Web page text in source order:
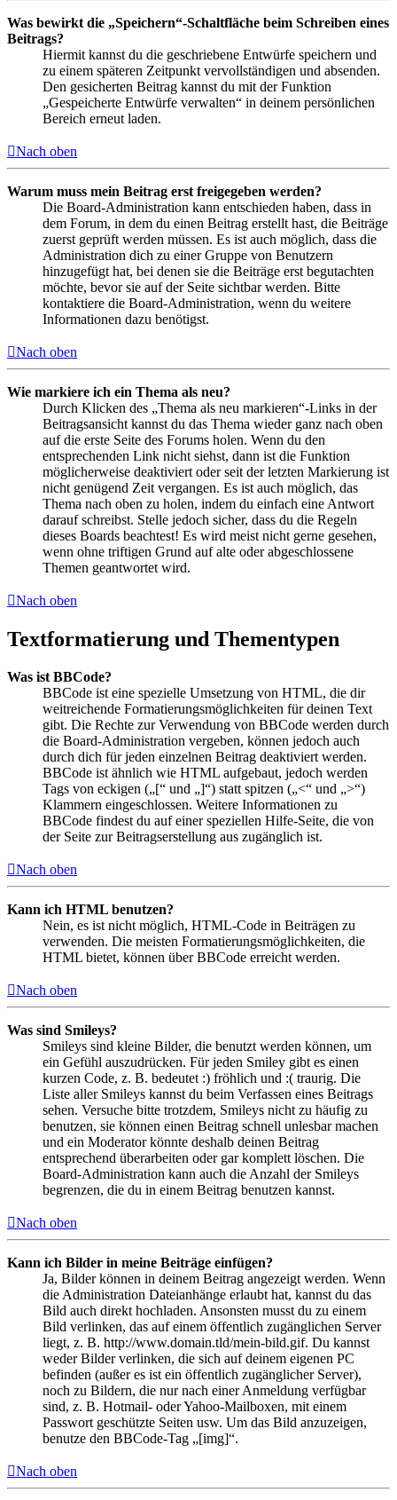
Was bewirkt die „Speichern“-Schaltfläche beim Schreiben eines
Beitrags?
Hiermit kannst du die geschriebene Entwürfe speichern und
zu einem späteren Zeitpunkt vervollständigen und absenden.
Den gesicherten Beitrag kannst du mit der Funktion
„Gespeicherte Entwürfe verwalten“ in deinem persönlichen
Bereich erneut laden.
Nach oben
Warum muss mein Beitrag erst freigegeben werden?
Die Board-Administration kann entschieden haben, dass in
dem Forum, in dem du einen Beitrag erstellt hast, die Beiträge
zuerst geprüft werden müssen. Es ist auch möglich, dass die
Administration dich zu einer Gruppe von Benutzern
hinzugefügt hat, bei denen sie die Beiträge erst begutachten
möchte, bevor sie auf der Seite sichtbar werden. Bitte
kontaktiere die Board-Administration, wenn du weitere
Informationen dazu benötigst.
Nach oben
Wie markiere ich ein Thema als neu?
Durch Klicken des „Thema als neu markieren“-Links in der
Beitragsansicht kannst du das Thema wieder ganz nach oben
auf die erste Seite des Forums holen. Wenn du den
entsprechenden Link nicht siehst, dann ist die Funktion
möglicherweise deaktiviert oder seit der letzten Markierung ist
nicht genügend Zeit vergangen. Es ist auch möglich, das
Thema nach oben zu holen, indem du einfach eine Antwort
darauf schreibst. Stelle jedoch sicher, dass du die Regeln
dieses Boards beachtest! Es wird meist nicht gerne gesehen,
wenn ohne triftigen Grund auf alte oder abgeschlossene
Themen geantwortet wird.
Nach oben
Textformatierung und Thementypen
Was ist BBCode?
BBCode ist eine spezielle Umsetzung von HTML, die dir
weitreichende Formatierungsmöglichkeiten für deinen Text
gibt. Die Rechte zur Verwendung von BBCode werden durch
die Board-Administration vergeben, können jedoch auch
durch dich für jeden einzelnen Beitrag deaktiviert werden.
BBCode ist ähnlich wie HTML aufgebaut, jedoch werden
Tags von eckigen („[“ und „]“) statt spitzen („<“ und „>“)
Klammern eingeschlossen. Weitere Informationen zu
BBCode findest du auf einer speziellen Hilfe-Seite, die von
der Seite zur Beitragserstellung aus zugänglich ist.
Nach oben
Kann ich HTML benutzen?
Nein, es ist nicht möglich, HTML-Code in Beiträgen zu
verwenden. Die meisten Formatierungsmöglichkeiten, die
HTML bietet, können über BBCode erreicht werden.
Nach oben
Was sind Smileys?
Smileys sind kleine Bilder, die benutzt werden können, um
ein Gefühl auszudrücken. Für jeden Smiley gibt es einen
kurzen Code, z. B. bedeutet :) fröhlich und :( traurig. Die
Liste aller Smileys kannst du beim Verfassen eines Beitrags
sehen. Versuche bitte trotzdem, Smileys nicht zu häufig zu
benutzen, sie können einen Beitrag schnell unlesbar machen
und ein Moderator könnte deshalb deinen Beitrag
entsprechend überarbeiten oder gar komplett löschen. Die
Board-Administration kann auch die Anzahl der Smileys
begrenzen, die du in einem Beitrag benutzen kannst.
Nach oben
Kann ich Bilder in meine Beiträge einfügen?
Ja, Bilder können in deinem Beitrag angezeigt werden. Wenn
die Administration Dateianhänge erlaubt hat, kannst du das
Bild auch direkt hochladen. Ansonsten musst du zu einem
Bild verlinken, das auf einem öffentlich zugänglichen Server
liegt, z. B. http://www.domain.tld/mein-bild.gif. Du kannst
weder Bilder verlinken, die sich auf deinem eigenen PC
befinden (außer es ist ein öffentlich zugänglicher Server),
noch zu Bildern, die nur nach einer Anmeldung verfügbar
sind, z. B. Hotmail- oder Yahoo-Mailboxen, mit einem
Passwort geschützte Seiten usw. Um das Bild anzuzeigen,
benutze den BBCode-Tag „[img]“.
Nach oben